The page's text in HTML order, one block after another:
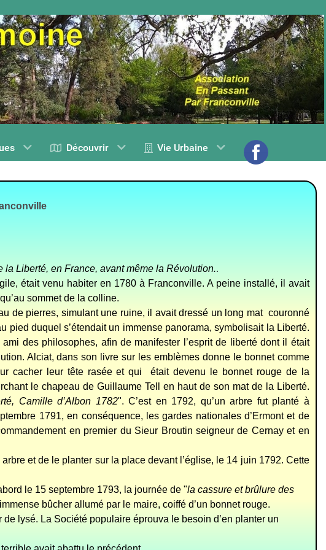
Découvrir Vie Urbaine
Liberté, en France, avant même la Révolution..
était venu habiter en 1780 à Franconville. A peine installé, il avait
sommet de la colline.
de pierres, simulant une ruine, il avait dressé un long mat couronné
duquel s’étendait un immense panorama, symbolisait la Liberté.
des philosophes, afin de manifester l’esprit de liberté dont il était
Alciat, dans son livre sur les emblèmes donne le bonnet comme
cacher leur tête rasée et qui était devenu le bonnet rouge de la
le chapeau de Guillaume Tell en haut de son mat de la Liberté.
Camille d’Albon 1782". C’est en 1792, qu’un arbre fut planté à
1791, en conséquence, les gardes nationales d’Ermont et de
en premier du Sieur Broutin seigneur de Cernay et en
et de le planter sur la place devant l’église, le 14 juin 1792. Cette
le 15 septembre 1793, la journée de "la cassure et brûlure des
bûcher allumé par le maire, coiffé d’un bonnet rouge.
de lysé. La Société populaire éprouva le besoin d’en planter un